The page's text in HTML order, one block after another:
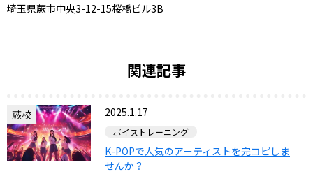
埼玉県蕨市中央3-12-15桜橋ビル3B
関連記事
蕨校 2025.1.17
ボイストレーニング
K-POPで人気のアーティストを完コピしま
せんか？